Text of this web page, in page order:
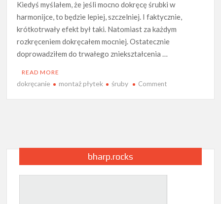
Kiedyś myślałem, że jeśli mocno dokręcę śrubki w
harmonijce, to będzie lepiej, szczelniej. I faktycznie,
krótkotrwały efekt był taki. Natomiast za każdym
rozkręceniem dokręcałem mocniej. Ostatecznie
doprowadziłem do trwałego zniekształcenia …
READ MORE
dokręcanie montaż płytek śruby Commenton
bharp.rocks